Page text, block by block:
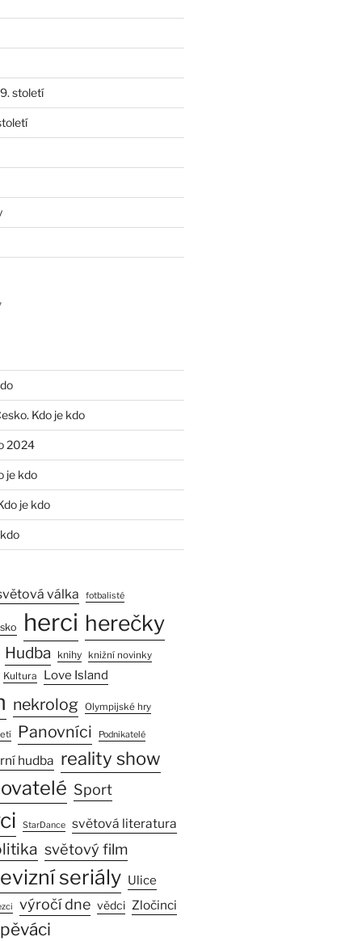
století
Kdo je kdo
2024
je kdo
je kdo
válka fotbalisté
herci herečky
Hudba knihy knižní novinky
Kultura Love Island
nekrolog Olympijské hry
Panovníci Podnikatelé
hudba reality show
Sport
StarDance světová literatura
světový film
seriály Ulice
výročí dne vědci Zločinci